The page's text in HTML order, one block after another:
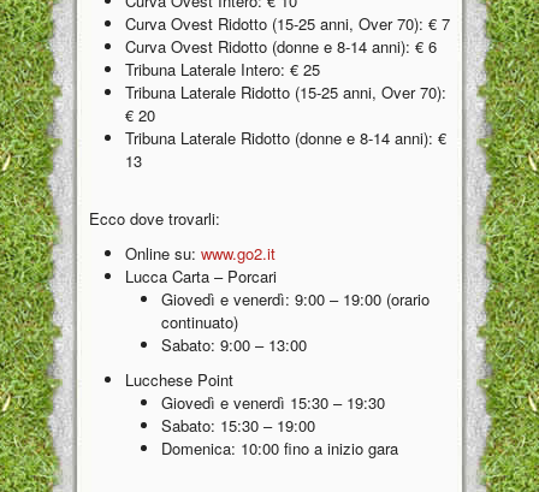
Curva Ovest Ridotto (15-25 anni, Over 70): € 7
Curva Ovest Ridotto (donne e 8-14 anni): € 6
Tribuna Laterale Intero: € 25
Tribuna Laterale Ridotto (15-25 anni, Over 70):
€ 20
Tribuna Laterale Ridotto (donne e 8-14 anni): €
13
Ecco dove trovarli:
Online su: www.go2.it
Lucca Carta – Porcari
Giovedì e venerdì: 9:00 – 19:00 (orario
continuato)
Sabato: 9:00 – 13:00
Lucchese Point
Giovedì e venerdì 15:30 – 19:30
Sabato: 15:30 – 19:00
Domenica: 10:00 fino a inizio gara